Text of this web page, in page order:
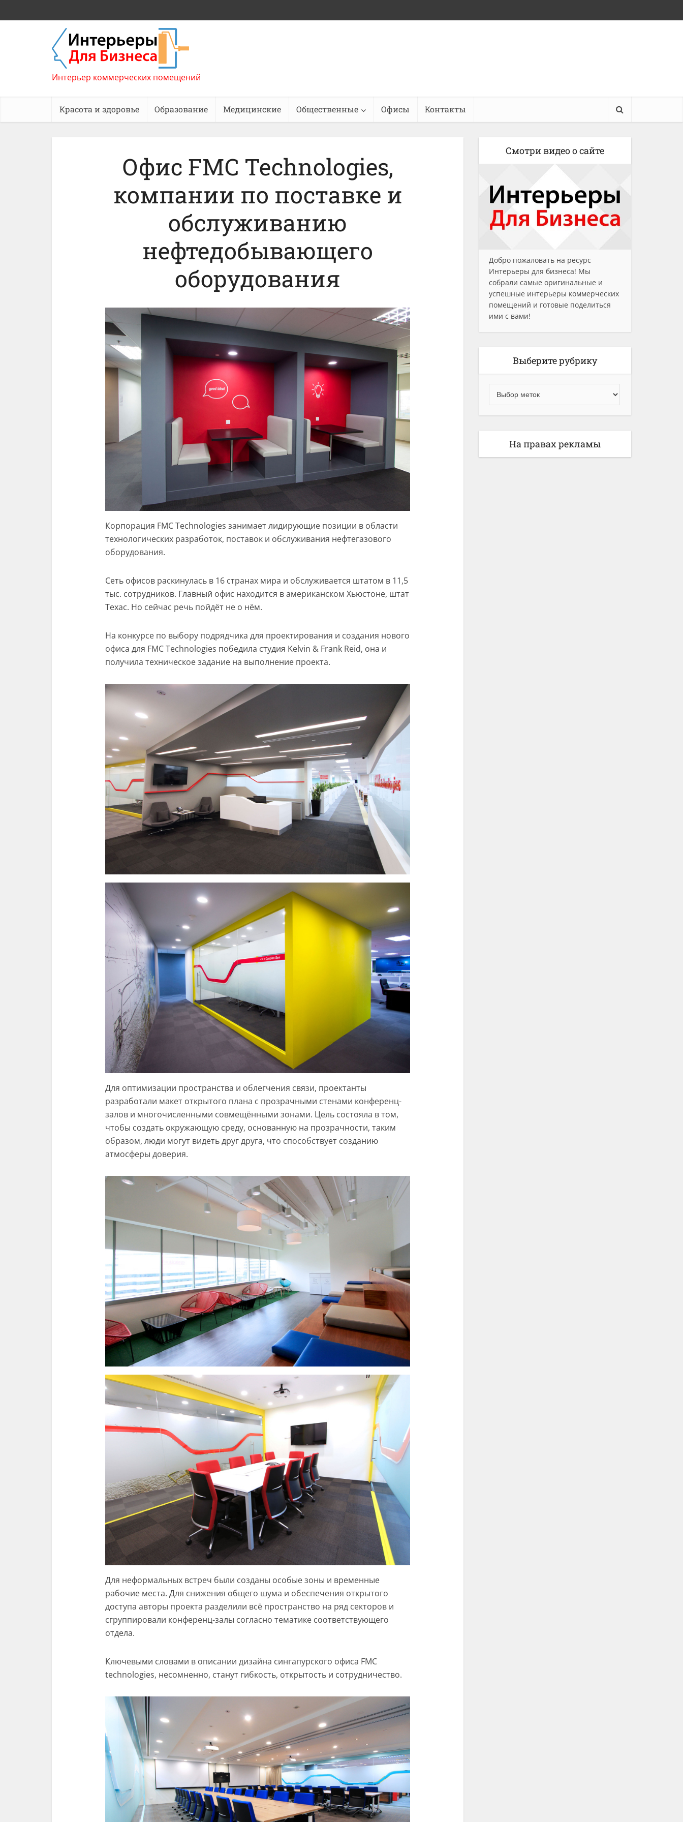
Интерьер коммерческих помещений
Красота и здоровье Образование Медицинские Общественные Офисы Контакты
Офис FMC Technologies,
компании по поставке и
обслуживанию
нефтедобывающего
оборудования
Корпорация FMC Technologies занимает лидирующие позиции в области
технологических разработок, поставок и обслуживания нефтегазового
оборудования.
Сеть офисов раскинулась в 16 странах мира и обслуживается штатом в 11,5
тыс. сотрудников. Главный офис находится в американском Хьюстоне, штат
Техас. Но сейчас речь пойдёт не о нём.
На конкурсе по выбору подрядчика для проектирования и создания нового
офиса для FMC Technologies победила студия Kelvin & Frank Reid, она и
получила техническое задание на выполнение проекта.
Для оптимизации пространства и облегчения связи, проектанты
разработали макет открытого плана с прозрачными стенами конференц-
залов и многочисленными совмещёнными зонами. Цель состояла в том,
чтобы создать окружающую среду, основанную на прозрачности, таким
образом, люди могут видеть друг друга, что способствует созданию
атмосферы доверия.
Для неформальных встреч были созданы особые зоны и временные
рабочие места. Для снижения общего шума и обеспечения открытого
доступа авторы проекта разделили всё пространство на ряд секторов и
сгруппировали конференц-залы согласно тематике соответствующего
отдела.
Ключевыми словами в описании дизайна сингапурского офиса FMC
technologies, несомненно, станут гибкость, открытость и сотрудничество.
Смотри видео о сайте
Добро пожаловать на ресурс
Интерьеры для бизнеса! Мы
собрали самые оригинальные и
успешные интерьеры коммерческих
помещений и готовые поделиться
ими с вами!
Выберите рубрику
На правах рекламы